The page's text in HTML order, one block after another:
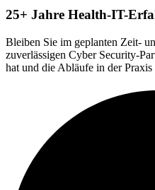
25+ Jahre Health-IT-
Bleiben Sie im geplanten Zeit-
zuverlässigen Cyber Security-
hat und die Abläufe in der Praxis